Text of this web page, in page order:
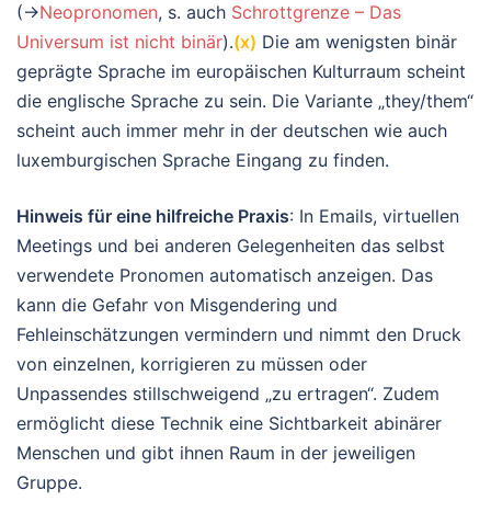
(→Neopronomen, s. auch Schrottgrenze – Das
Universum ist nicht binär).(x) Die am wenigsten binär
geprägte Sprache im europäischen Kulturraum scheint
die englische Sprache zu sein. Die Variante „they/them“
scheint auch immer mehr in der deutschen wie auch
luxemburgischen Sprache Eingang zu finden.
Hinweis für eine hilfreiche Praxis: In Emails, virtuellen
Meetings und bei anderen Gelegenheiten das selbst
verwendete Pronomen automatisch anzeigen. Das
kann die Gefahr von Misgendering und
Fehleinschätzungen vermindern und nimmt den Druck
von einzelnen, korrigieren zu müssen oder
Unpassendes stillschweigend „zu ertragen“. Zudem
ermöglicht diese Technik eine Sichtbarkeit abinärer
Menschen und gibt ihnen Raum in der jeweiligen
Gruppe.